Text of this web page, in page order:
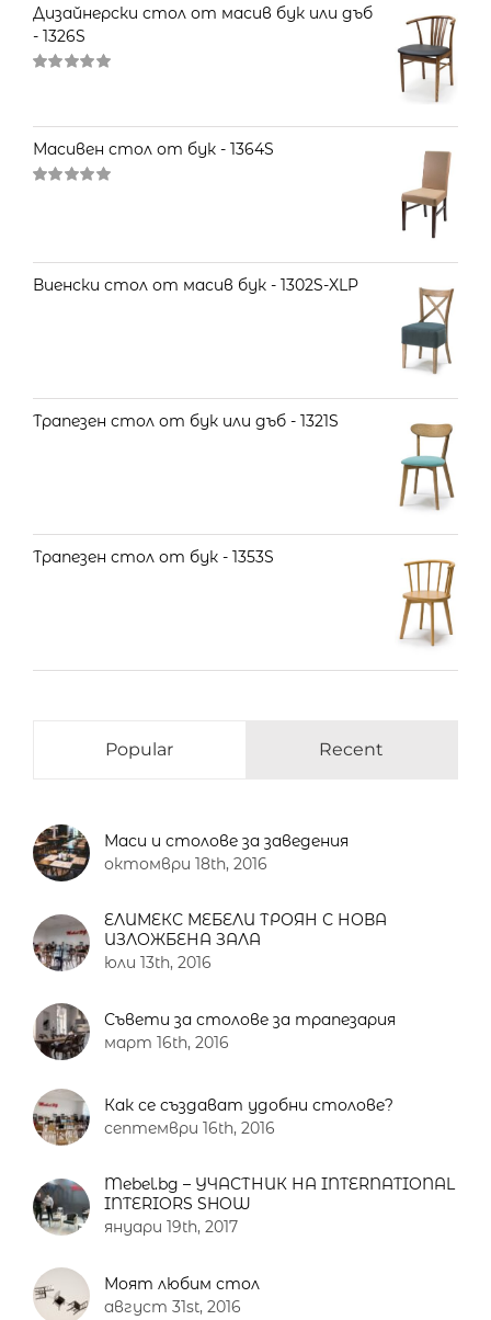
Дизайнерски стол от масив бук или дъб
- 1326S
Масивен стол от бук - 1364S
Виенски стол от масив бук - 1302S-XLP
Трапезен стол от бук или дъб - 1321S
Трапезен стол от бук - 1353S
Popular Recent
Маси и столове за заведения
октомври 18th, 2016
ЕЛИМЕКС МЕБЕЛИ ТРОЯН С НОВА
ИЗЛОЖБЕНА ЗАЛА
юли 13th, 2016
Съвети за столове за трапезария
март 16th, 2016
Как се създават удобни столове?
септември 16th, 2016
Mebel.bg – УЧАСТНИК НА INTERNATIONAL
INTERIORS SHOW
януари 19th, 2017
Моят любим стол
август 31st, 2016